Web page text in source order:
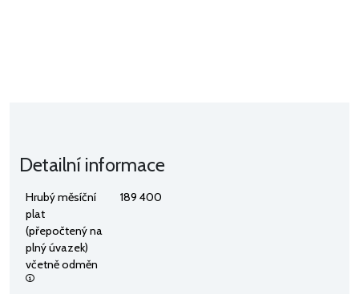
Detailní informace
Hrubý měsíční
plat
(přepočtený na
plný úvazek)
včetně odměn
189 400